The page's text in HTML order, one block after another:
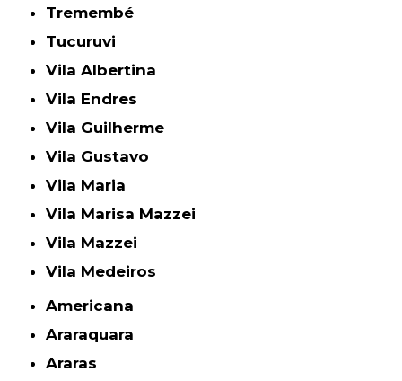
Tremembé
Tucuruvi
Vila Albertina
Vila Endres
Vila Guilherme
Vila Gustavo
Vila Maria
Vila Marisa Mazzei
Vila Mazzei
Vila Medeiros
Americana
Araraquara
Araras